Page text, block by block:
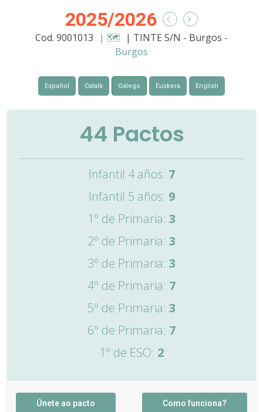
2025/2026
Cod. 9001013 | 🗺️ | TINTE S/N - Burgos -
Burgos
Español Català Galego Euskera English
44 Pactos
Infantil 4 años: 7
Infantil 5 años: 9
1º de Primaria: 3
2º de Primaria: 3
3º de Primaria: 3
4º de Primaria: 7
5º de Primaria: 3
6º de Primaria: 7
1º de ESO: 2
Únete ao pacto Como funciona?